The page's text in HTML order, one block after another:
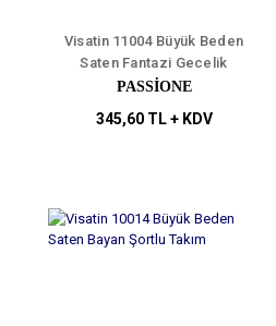
Visatin 11004 Büyük Beden
Saten Fantazi Gecelik
PASSİONE
345,60 TL + KDV